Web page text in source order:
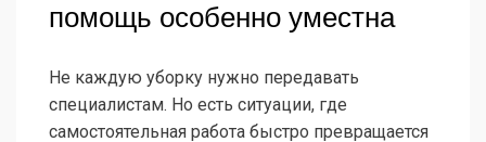
помощь особенно уместна
Не каждую уборку нужно передавать
специалистам. Но есть ситуации, где
самостоятельная работа быстро превращается